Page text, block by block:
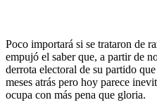
Poco importará si se trataron de
empujó el saber que, a partir de
derrota electoral de su partido
meses atrás pero hoy parece
ocupa con más pena que gloria.